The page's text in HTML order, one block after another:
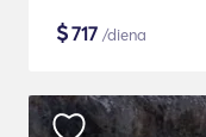
$717 /diena